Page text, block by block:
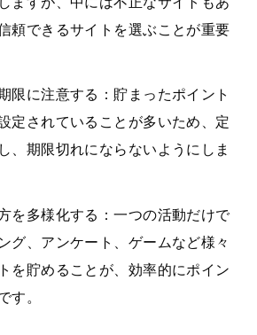
頼できるサイトを選ぶことが重要
限に注意する：貯まったポイント
定されていることが多いため、定
、期限切れにならないようにしま
を多様化する：一つの活動だけで
グ、アンケート、ゲームなど様々
を貯めることが、効率的にポイン
す。